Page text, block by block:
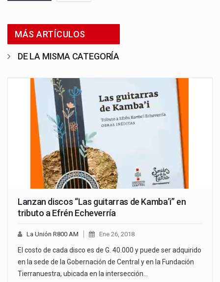
MÁS ARTÍCULOS
DE LA MISMA CATEGORÍA
Lanzan discos “Las guitarras de Kamba’i” en
tributo a Efrén Echeverría
La Unión R800 AM Ene 26, 2018
El costo de cada disco es de G. 40.000 y puede ser adquirido
en la sede de la Gobernación de Central y en la Fundación
Tierranuestra, ubicada en la intersección…